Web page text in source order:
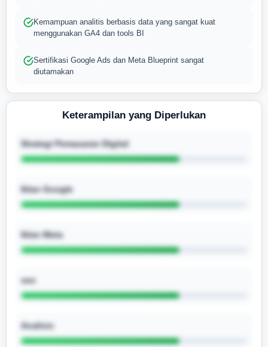
Kemampuan analitis berbasis data yang sangat kuat
menggunakan GA4 dan tools BI
Sertifikasi Google Ads dan Meta Blueprint sangat
diutamakan
Keterampilan yang Diperlukan
Strategi Pemasaran Digital
Iklan Google
Iklan Meta
seo
Analisis